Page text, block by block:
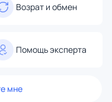
Возрат и обмен
Помощь эксперта
мне